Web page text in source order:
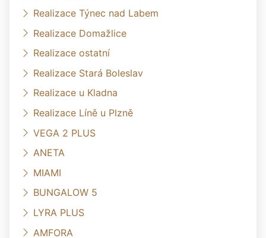
Realizace Týnec nad Labem
Realizace Domažlice
Realizace ostatní
Realizace Stará Boleslav
Realizace u Kladna
Realizace Líně u Plzně
VEGA 2 PLUS
ANETA
MIAMI
BUNGALOW 5
LYRA PLUS
AMFORA